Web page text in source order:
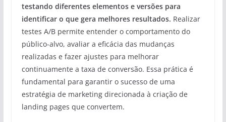
testando diferentes elementos e versões para
identificar o que gera melhores resultados. Realizar
testes A/B permite entender o comportamento do
público-alvo, avaliar a eficácia das mudanças
realizadas e fazer ajustes para melhorar
continuamente a taxa de conversão. Essa prática é
fundamental para garantir o sucesso de uma
estratégia de marketing direcionada à criação de
landing pages que convertem.